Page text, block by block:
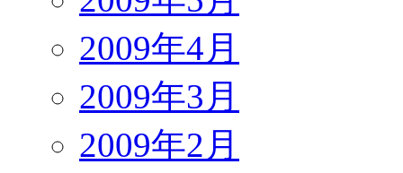
2009年4月
2009年3月
2009年2月